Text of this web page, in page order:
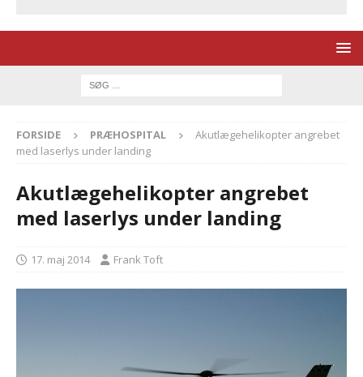
FORSIDE PRÆHOSPITAL
Akutlægehelikopter angrebet
med laserlys under landing
Akutlægehelikopter angrebet
med laserlys under landing
17. maj 2014 Frank Toft